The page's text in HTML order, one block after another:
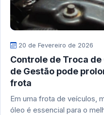
20 de Fevereiro de 2026
Controle de Troca de
de Gestão pode
frota
Em uma frota de veículos,
óleo é essencial para o